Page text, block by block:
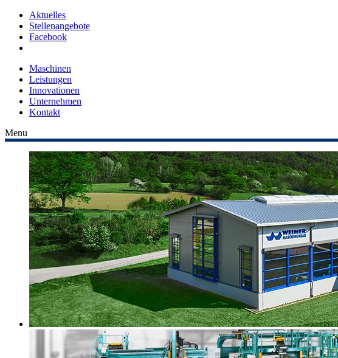
Aktuelles
Stellenangebote
Facebook
Maschinen
Leistungen
Innovationen
Unternehmen
Kontakt
Menu